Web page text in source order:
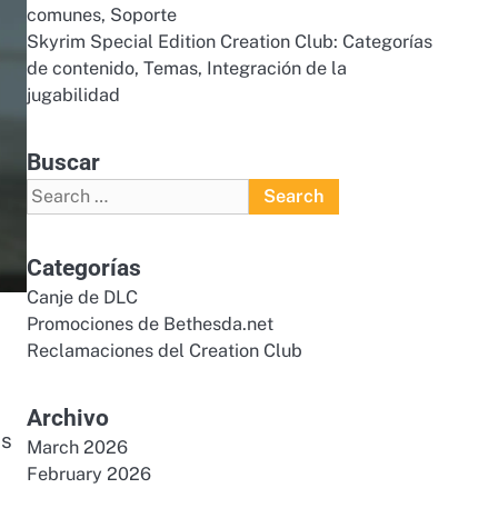
comunes, Soporte
Skyrim Special Edition Creation Club: Categorías
de contenido, Temas, Integración de la
jugabilidad
Buscar
Search
for:
Categorías
Canje de DLC
Promociones de Bethesda.net
Reclamaciones del Creation Club
Archivo
March 2026
February 2026